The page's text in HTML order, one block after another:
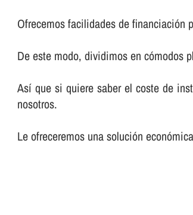
Ofrecemos facilidades de financiación
De este modo, dividimos en cómodos
Así­ que si quiere saber el coste de
nosotros.
Le ofreceremos una solución